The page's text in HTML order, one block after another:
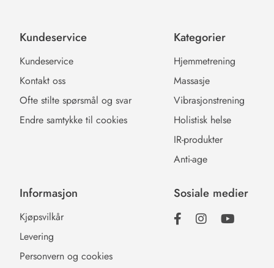
Kundeservice
Kundeservice
Kontakt oss
Ofte stilte spørsmål og svar
Endre samtykke til cookies
Kategorier
Hjemmetrening
Massasje
Vibrasjonstrening
Holistisk helse
IR-produkter
Anti-age
Informasjon
Kjøpsvilkår
Levering
Personvern og cookies
Sosiale medier